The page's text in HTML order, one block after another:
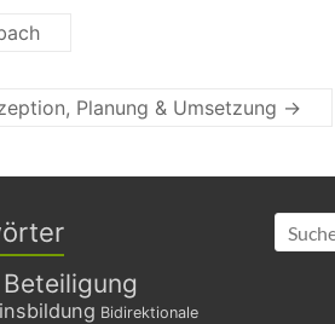
Planung & Umsetzung →
Beteiligung
Bidirektionale